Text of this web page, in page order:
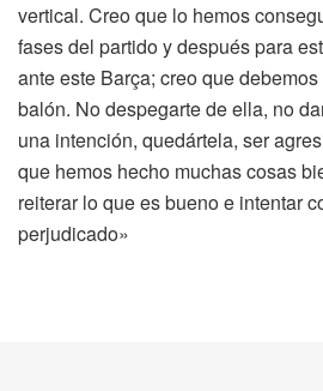
vertical. Creo que lo hemos
fases del partido y después para
ante este Barça; creo que
balón. No despegarte de ella, no
una intención, quedártela, ser
que hemos hecho muchas cosas
reiterar lo que es bueno e intentar
perjudicado»